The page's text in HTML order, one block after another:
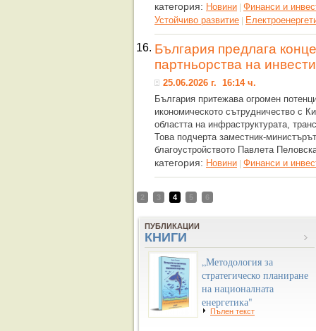
категория: Новини | Финанси и
Устойчиво развитие |
16. България предлага
партньорства на
25.06.2026 г. 16:14 ч.
България притежава огромен
икономическото сътрудничество с
областта на инфраструктурата,
Това подчерта заместник-
благоустройството Павлета
категория: Новини | Финанси и
2 3 4 5 6
ПУБЛИКАЦИИ
КНИГИ
„Методология за
стратегическо планиране
на националната
енергетика"
Пълен текст